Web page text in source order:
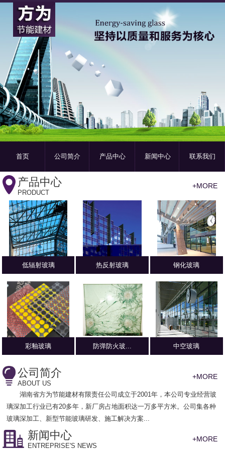
首页 公司简介 产品中心 新闻中心 联系我们
产品中心
PRODUCT
+MORE
低辐射玻璃 热反射玻璃 钢化玻璃
彩釉玻璃 防弹防火玻... 中空玻璃
公司简介
ABOUT US
+MORE
湖南省方为节能建材有限责任公司 成立于2001年，本公司专业经营玻
璃深加工行业已有20多年，新厂房占地面积达一万多平方米。公司集各种
玻璃深加工、新型节能玻璃研发、施工解决方案...
新闻中心
ENTREPRISE'S NEWS
+MORE